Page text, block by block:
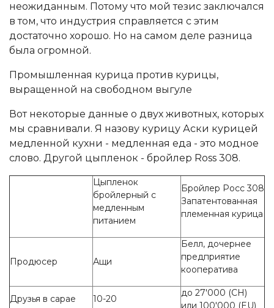
неожиданным. Потому что мой тезис заключался
в том, что индустрия справляется с этим
достаточно хорошо. Но на самом деле разница
была огромной.
Промышленная курица против курицы,
выращенной на свободном выгуле
Вот некоторые данные о двух животных, которых
мы сравнивали. Я назову курицу Аски курицей
медленной кухни - медленная еда - это модное
слово. Другой цыпленок - бройлер Ross 308.
Цыпленок
бройлерный с
медленным
питанием
Бройлер Росс 308
Запатентованная
племенная курица
Продюсер Ащи
Белл, дочернее
предприятие
кооператива
Друзья в сарае 10-20
до 27'000 (CH)
или 100'000 (EU)